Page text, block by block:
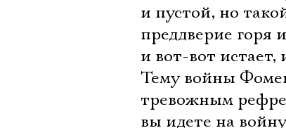
и пустой, но
преддверие горя
и вот-вот истает,
Тему войны
тревожным
вы идете на